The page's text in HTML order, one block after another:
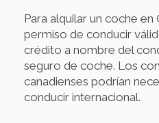
Para alquilar un coche
permiso de conducir
crédito a nombre del
seguro de coche. Los
canadienses podrían
conducir internacional.